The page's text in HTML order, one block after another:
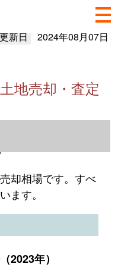
更新日 2024年08月07日
地売却・査定
情報（2023年1
却相場です。すべ
ます。
2023年）